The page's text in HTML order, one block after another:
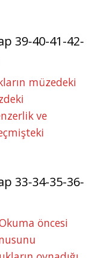
39-40-41-42-
müzedeki
ve
33-34-35-36-
öncesi